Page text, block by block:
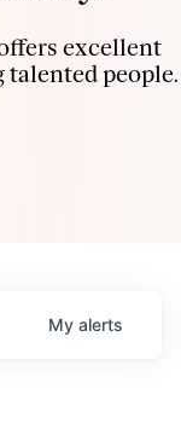
excellent
people.
My alerts